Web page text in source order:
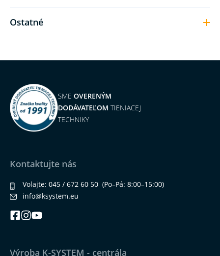
Ostatné
SME OVERENÝM
DODÁVATEĽOM TIENIACEJ
TECHNIKY
Kontaktujte nás
Volajte: 045 / 672 60 50 (Po–Pá: 8:00–15:00)
info@ksystem.eu
Výroba K-SYSTEM - centrála